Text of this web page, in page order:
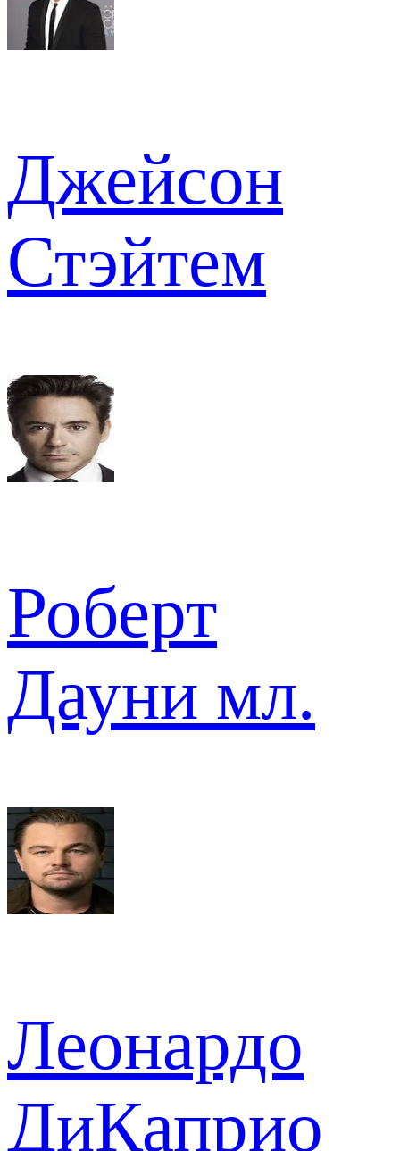
Джейсон
Стэйтем
Роберт
Дауни мл.
Леонардо
ДиКаприо